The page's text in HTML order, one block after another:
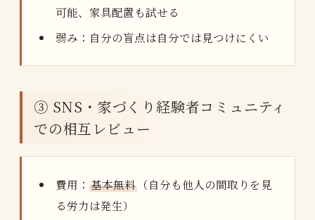
可能、家具配置も試せる
弱み：自分の盲点は自分では見つけにくい
③ SNS・家づくり経験者コミュニティ
での相互レビュー
費用： 基本無料 （自分も他人の間取りを見
る労力は発生）